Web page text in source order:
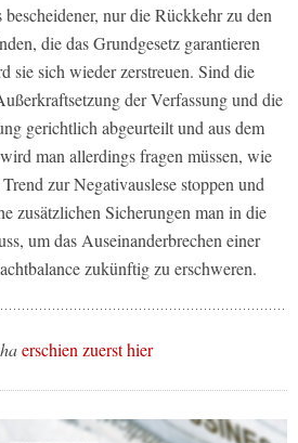
nur die Rückkehr zu den
die das Grundgesetz garantieren
sie sich wieder zerstreuen. Sind die
der Verfassung und die
gerichtlich abgeurteilt und aus dem
man allerdings fragen müssen, wie
zur Negativauslese stoppen und
zusätzlichen Sicherungen man in die
um das Auseinanderbrechen einer
zukünftig zu erschweren.
erschien zuerst hier